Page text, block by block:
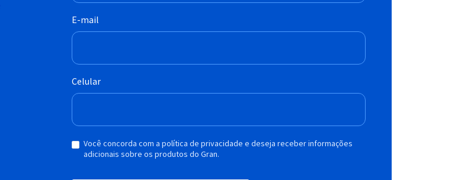
E-mail
Celular
Você concorda com a política de privacidade e deseja receber informações
adicionais sobre os produtos do Gran.